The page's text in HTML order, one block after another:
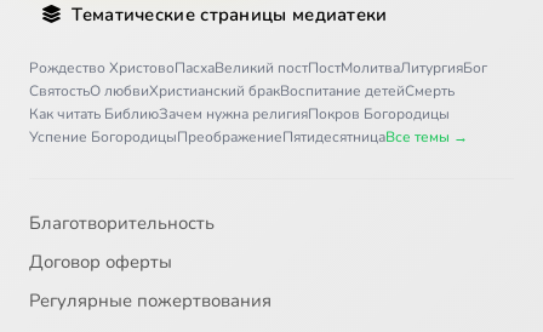
Тематические страницы медиатеки
Рождество ХристовоПасхаВеликий постПостМолитваЛитургияБог
СвятостьО любвиХристианский бракВоспитание детейСмерть
Как читать БиблиюЗачем нужна религияПокров Богородицы
Успение БогородицыПреображениеПятидесятницаВсе темы →
Благотворительность
Договор оферты
Регулярные пожертвования